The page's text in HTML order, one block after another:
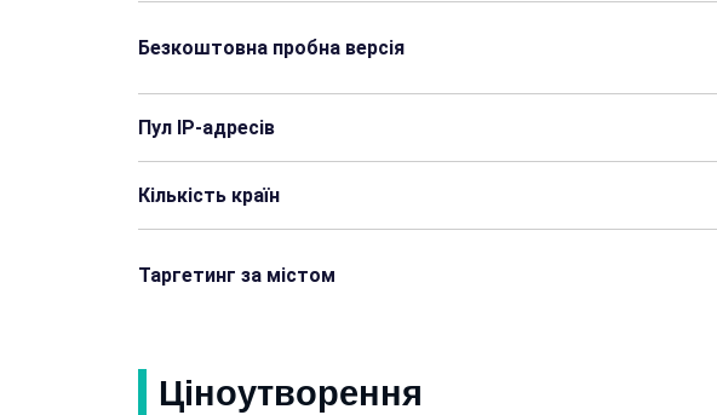
Безкоштовна пробна версія
Пул IP-адресів
Кількість країн
Таргетинг за містом
Ціноутворення